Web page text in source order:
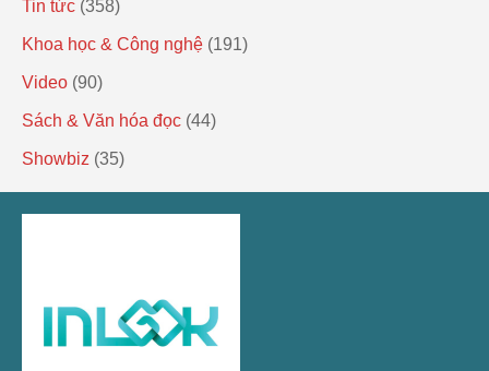
Tin tức (358)
Khoa học & Công nghệ (191)
Video (90)
Sách & Văn hóa đọc (44)
Showbiz (35)